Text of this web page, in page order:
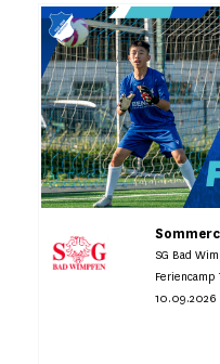
SG Bad
Feriencamp
10.09.2026